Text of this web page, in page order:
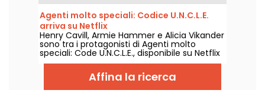
Agenti molto speciali: Codice U.N.C.L.E.
arriva su Netflix
Henry Cavill, Armie Hammer e Alicia Vikander
sono tra i protagonisti di Agenti molto
speciali: Code U.N.C.L.E., disponibile su Netflix
a partire dal 6 agosto 2026.
Affina la ricerca